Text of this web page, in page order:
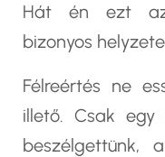
Hát én ezt
bizonyos
Félreértés ne
illető. Csak
beszélgettünk,